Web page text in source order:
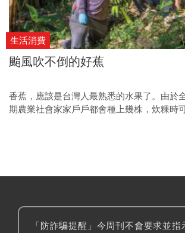
誰都難以輕易走出來，有醫師便提及留下來
大深沉的哀傷而發生「心碎症候群」，導致
休克、心臟驟停等類似「心肌梗塞」的症狀
活面臨重大事件，感覺憂鬱、難過，除了自
也可以尋求專業的醫療輔助，千萬別輕忽相
生活消費
颱風吹不倒的好蕉
香蕉，應該是台灣人最熟悉的水果了。由於
期農業社會家家戶戶都會種上幾株，炊粿時
「防詐騙提醒」今周刊不會要求並指